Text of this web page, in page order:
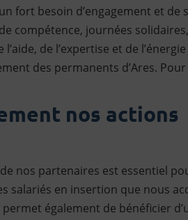
fort besoin d’engagement et
de compétence, journées
l’aide, de l’expertise et de
des permanents d’Ares.
nos actions
nos partenaires est essentiel
salariés en insertion que nous
également de bénéficier